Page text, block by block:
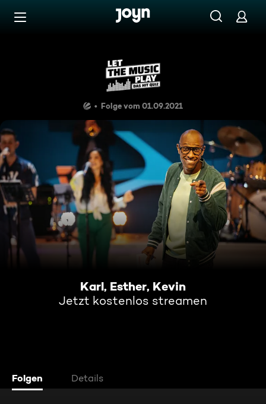
Zum Inhalt springen
Karl, Esther, Kevin
Folge vom 01.09.2021
Karl, Esther, Kevin
Jetzt kostenlos streamen
Folgen Details